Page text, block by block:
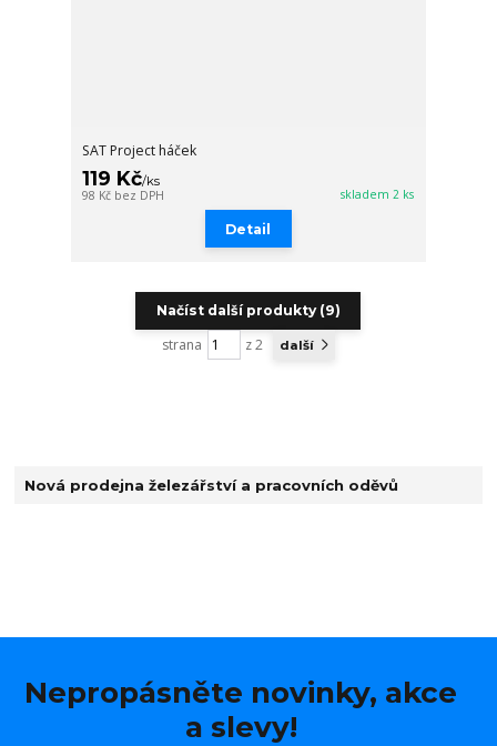
Nová prodejna železářství a pracovních oděvů
SAT Project háček
119 Kč/ks
98 Kč bez DPH skladem 2 ks
Detail
Načíst další produkty (9)
strana z 2 další
Nepropásněte novinky, akce
a slevy!